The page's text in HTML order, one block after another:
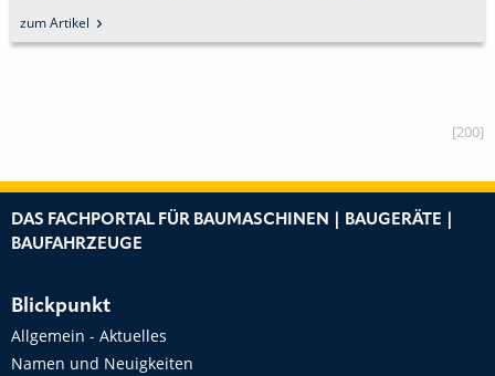
Artikel
[200]
DAS FACHPORTAL FÜR BAUMASCHINEN | BAUGERÄTE |
BAUFAHRZEUGE
Blickpunkt
Allgemein - Aktuelles
Namen und Neuigkeiten